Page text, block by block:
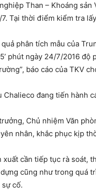
Than – Khoáng
Tại thời điểm kiểm tra
phân tích mẫu của
phút ngày 24/7/2016
báo cáo của TKV
đang tiến hành
Chủ nhiệm Văn
nhân, khắc phục kịp
cần tiếp tục rà soát,
cũng như trong quá
cố.